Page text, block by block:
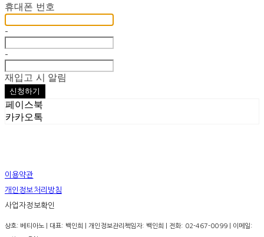
휴대폰 번호
-
-
재입고 시 알림
신청하기
페이스북
카카오톡
이용약관
개인정보처리방침
사업자정보확인
상호: 베티아노 | 대표: 백인희 | 개인정보관리책임자: 백인희 | 전화: 02-467-0099 | 이메일: